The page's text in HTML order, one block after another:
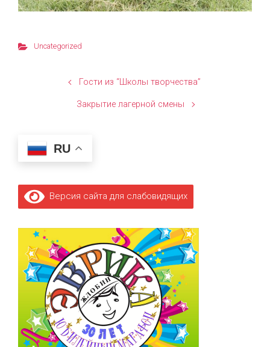
Uncategorized
Гости из “Школы творчества”
Закрытие лагерной смены
RU
Версия сайта для слабовидящих